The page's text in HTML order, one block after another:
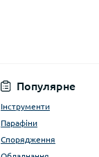
Популярне
Інструменти
Парафіни
Спорядження